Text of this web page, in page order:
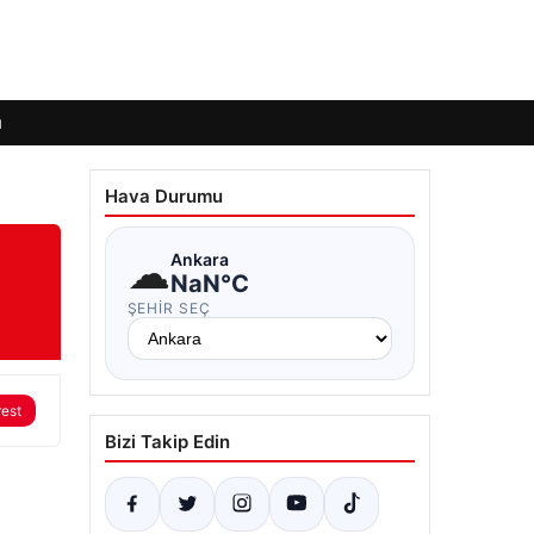
Hava Durumu
☁Ankara
NaN°C
ŞEHIR SEÇ
Bizi Takip Edin